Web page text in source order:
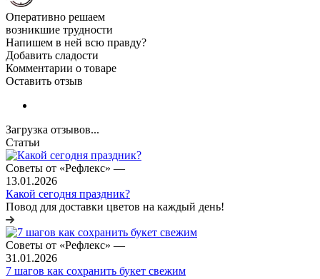
Оперативно решаем
возникшие трудности
Напишем в ней всю правду?
Добавить сладости
Комментарии о товаре
Оставить отзыв
Загрузка отзывов...
Статьи
Советы от «Рефлекс» —
13.01.2026
Какой сегодня праздник?
Повод для доставки цветов на каждый день!
Советы от «Рефлекс» —
31.01.2026
7 шагов как сохранить букет свежим